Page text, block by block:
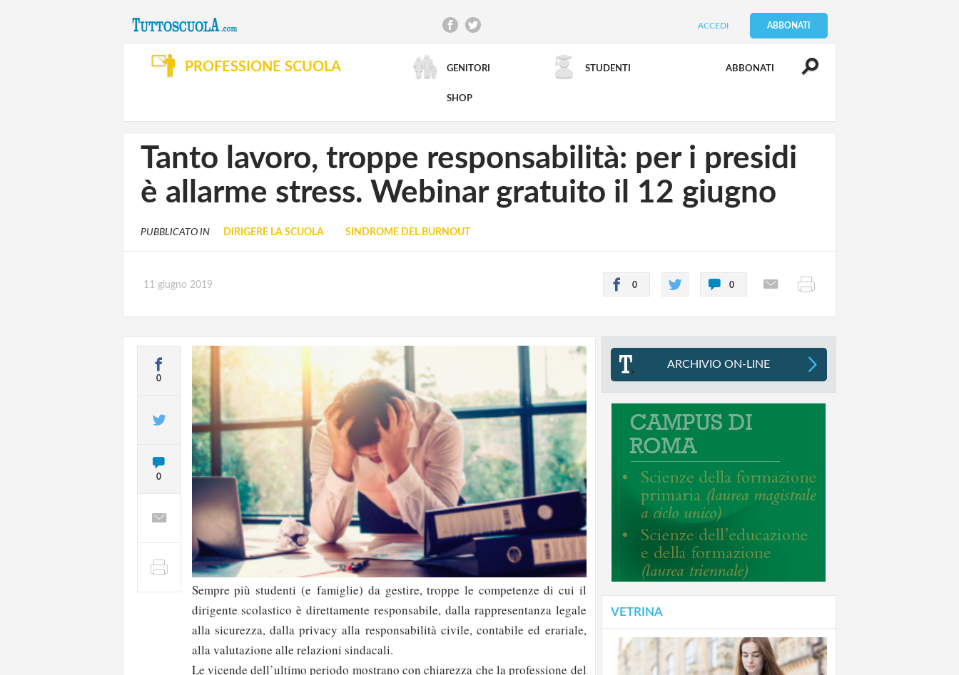
ACCEDI ABBONATI
PROFESSIONE SCUOLA GENITORI STUDENTI ABBONATI
SHOP
RICERCA AVANZATA
Tanto lavoro, troppe responsabilità: per i presidi
è allarme stress. Webinar gratuito il 12 giugno
PUBBLICATO IN DIRIGERE LA SCUOLA SINDROME DEL BURNOUT
11 giugno 2019 0 0
0
0
Sempre più studenti (e famiglie) da gestire, troppe le competenze di cui il
dirigente scolastico è direttamente responsabile, dalla rappresentanza legale
alla sicurezza, dalla privacy alla responsabilità civile, contabile ed erariale,
alla valutazione alle relazioni sindacali.
Le vicende dell’ultimo periodo mostrano con chiarezza che la professione del
ARCHIVIO ON-LINE
VETRINA